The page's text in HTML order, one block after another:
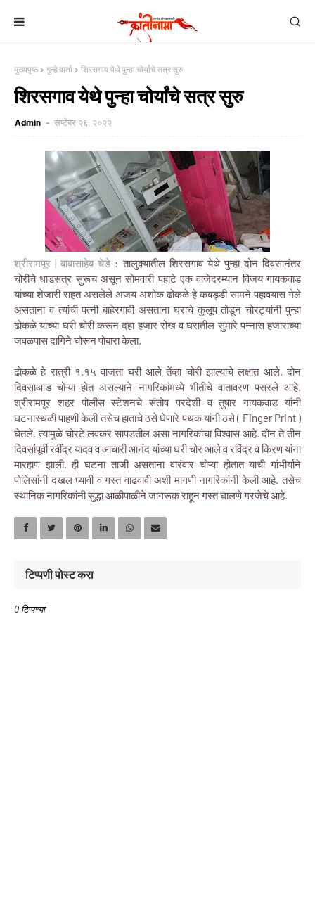
मुख्यपृष्ठ गुन्हे वार्ता शिरसगाव येथे पुन्हा चोर्यांचे सत्र सुरु
शिरसगाव येथे पुन्हा चोर्यांचे सत्र सुरु
Admin सप्टेंबर २६, २०२२
श्रीरामपूर | बाबासाहेब चेडे: तालुक्यातील शिरसगाव येथे पुन्हा दोन दिवसानंतर
चोरीचे धाडसत्र सुरूच असून सोमवारी पहाटे एक वाजेदरम्यान विजय गायकवाड
यांच्या शेजारी राहत असलेले अजय अशोक ढोकळे हे कबड्डी सामने पहावयास गेले
असताना व त्यांची पत्नी बाहेरगावी असताना घराचे कुलूप तोडून चोरट्यांनी पुन्हा
ढोकळे यांच्या घरी चोरी करून दहा हजार रोख व घरातील सुमारे पन्नास हजारांच्या
जवळपास दागिने चोरून पोबारा केला.
ढोकळे हे रात्री १.१५ वाजता घरी आले तेंव्हा चोरी झाल्याचे लक्षात आले. दोन
दिवसाआड चोऱ्या होत असल्याने नागरिकांमध्ये भीतीचे वातावरण पसरले आहे.
श्रीरामपूर शहर पोलीस स्टेशनचे संतोष परदेशी व तुषार गायकवाड यांनी
घटनास्थळी पाहणी केली तसेच हाताचे ठसे घेणारे पथक यांनी ठसे ( Finger Print )
घेतले. त्यामुळे चोरटे लवकर सापडतील असा नागरिकांचा विश्वास आहे. दोन ते तीन
दिवसांपूर्वी रवींद्र यादव व आचारी आनंद यांच्या घरी चोर आले व रविंद्र व किरण यांना
मारहाण झाली. ही घटना ताजी असताना वारंवार चोऱ्या होतात याची गांभीर्याने
पोलिसांनी दखल घ्यावी व गस्त वाढवावी अशी मागणी नागरिकांनी केली आहे. तसेच
स्थानिक नागरिकांनी सुद्धा आळीपाळीने जागरूक राहून गस्त घालणे गरजेचे आहे.
टिप्पणी पोस्ट करा
0 टिप्पण्या